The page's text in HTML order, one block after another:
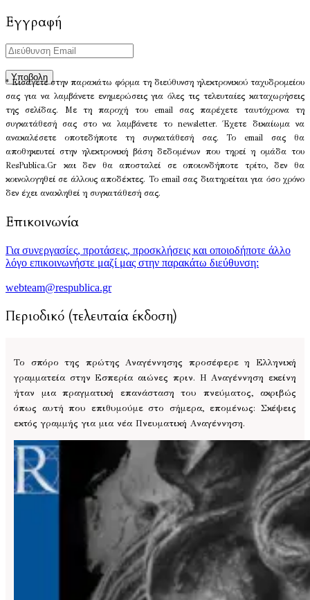
Εγγραφή
* Εισάγετε στην παρακάτω φόρμα τη διεύθυνση ηλεκτρονικού ταχυδρομείου
σας για να λαμβάνετε ενημερώσεις για όλες τις τελευταίες καταχωρήσεις
της σελίδας. Με τη παροχή του email σας παρέχετε ταυτόχρονα τη
συγκατάθεσή σας στο να λαμβάνετε το newsletter. Έχετε δικαίωμα να
ανακαλέσετε οποτεδήποτε τη συγκατάθεσή σας. Το email σας θα
αποθηκευτεί στην ηλεκτρονική βάση δεδομένων που τηρεί η ομάδα του
ResPublica.Gr και δεν θα αποσταλεί σε οποιονδήποτε τρίτο, δεν θα
κοινολογηθεί σε άλλους αποδέκτες. Το email σας διατηρείται για όσο χρόνο
δεν έχει ανακληθεί η συγκατάθεσή σας.
Επικοινωνία
Για συνεργασίες, προτάσεις, προσκλήσεις και οποιοδήποτε άλλο
λόγο επικοινωνήστε μαζί μας στην παρακάτω διεύθυνση:
webteam@respublica.gr
Περιοδικό (τελευταία έκδοση)
Το σπόρο της πρώτης Αναγέννησης προσέφερε η Ελληνική
γραμματεία στην Εσπερία αιώνες πριν. Η Αναγέννηση εκείνη
ήταν μια πραγματική επανάσταση του πνεύματος, ακριβώς
όπως αυτή που επιθυμούμε στο σήμερα, επομένως: Σκέψεις
εκτός γραμμής για μια νέα Πνευματική Αναγέννηση.